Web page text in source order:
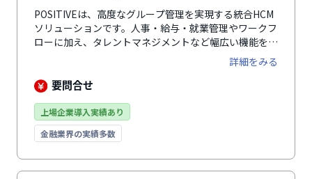
POSITIVEは、高度なグループ管理を実現する統合HCM
ソリューションです。人事・給与・就業管理やワークフ
ローに加え、タレントマネジメントなど幅広い機能を備
え、人材情報を一元管理できます。複数企業を単一シス
テムで管理できるマルチカンパニー機能にも対応してお
り、制度や運用が異なる企業グループの人事業務標準化
トや人的資本経営の推進、人事DXの基盤構築に活用で
きるサービスです。
詳細をみる
要問合せ
上場企業導入実績あり
金融業界の実績多数